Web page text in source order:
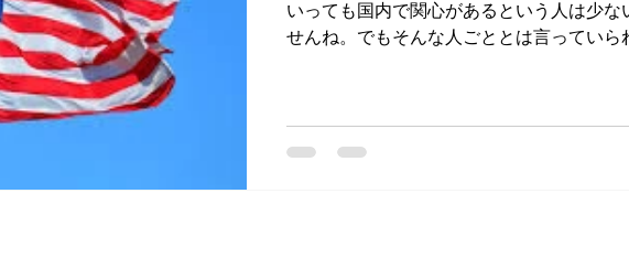
いっても国内で関心があるという人は少な
せんね。でもそんな人ごととは言っていら